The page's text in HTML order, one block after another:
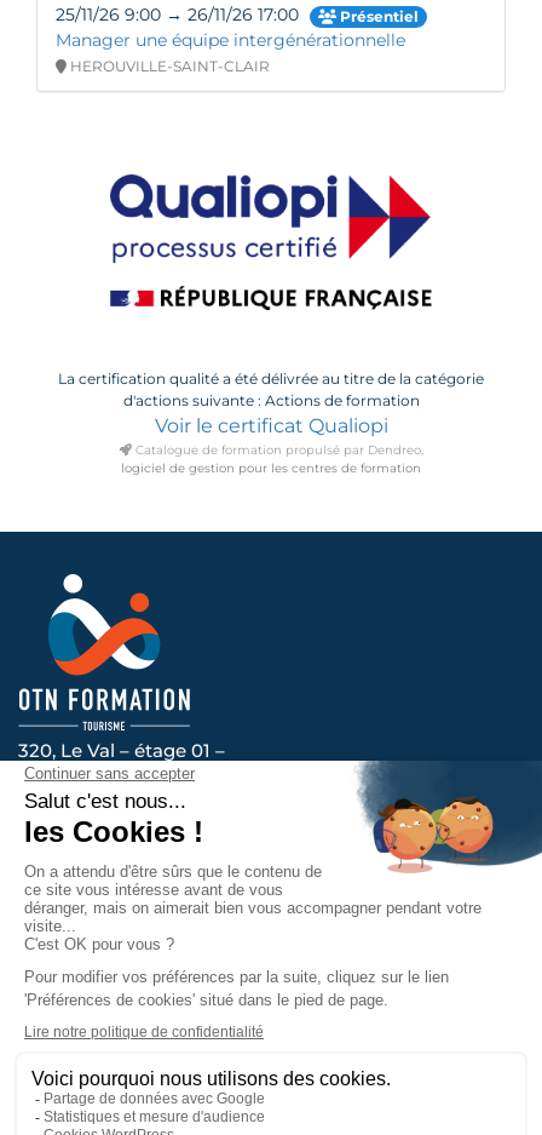
25/11/26 9:00 → 26/11/26 17:00 Présentiel
Manager une équipe intergénérationnelle
HEROUVILLE-SAINT-CLAIR
La certification qualité a été délivrée au titre de la catégorie
d'actions suivante : Actions de formation
Voir le certificat Qualiopi
Catalogue de formation propulsé par Dendreo,
logiciel de gestion pour les centres de formation
320, Le Val – étage 01 –
14200 HEROUVILLE-SAINT-CLAIR
Voir l’itinéraire
Nous vous accompagnons au quotidien, contactez-
nous !
Prendre contact
au titre de la catégorie d’action
suivante : ACTIONS DE FORMATION.
Mentions légales